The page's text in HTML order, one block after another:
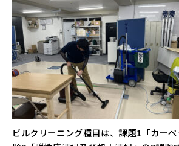
ビルクリーニング種目は、課題1「カー